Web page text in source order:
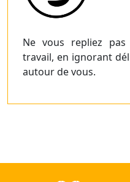
Ne vous repliez
travail, en ignorant
autour de vous.